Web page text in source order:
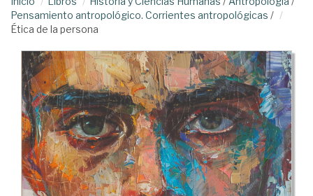
Pensamiento antropológico. Corrientes antropológicas /
Ética de la persona